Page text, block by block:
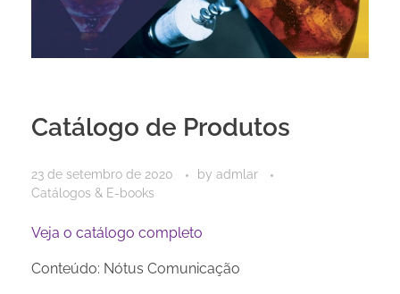
Catálogo de Produtos
23 de setembro de 2020 by admlar
Catálogos & E-books
Veja o catálogo completo
Conteúdo: Nótus Comunicação